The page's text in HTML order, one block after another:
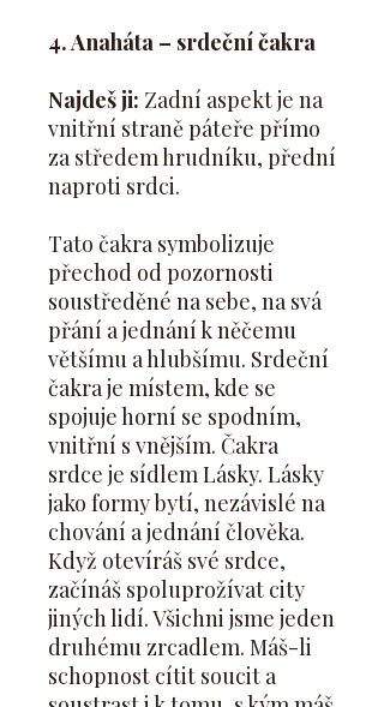
4. Anaháta – srdeční čakra
Najdeš ji: Zadní aspekt je na
vnitřní straně páteře přímo
za středem hrudníku, přední
naproti srdci.
Tato čakra symbolizuje
přechod od pozornosti
soustředěné na sebe, na svá
přání a jednání k něčemu
většímu a hlubšímu. Srdeční
čakra je místem, kde se
spojuje horní se spodním,
vnitřní s vnějším. Čakra
srdce je sídlem Lásky. Lásky
jako formy bytí, nezávislé na
chování a jednání člověka.
Když otevíráš své srdce,
začínáš spoluprožívat city
jiných lidí. Všichni jsme jeden
druhému zrcadlem. Máš-li
schopnost cítit soucit a